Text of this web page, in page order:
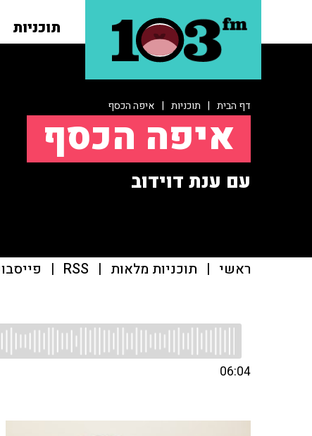
תוכניות
דף הבית | תוכניות | איפה הכסף
איפה הכסף
עם ענת דוידוב
ראשי | תוכניות מלאות |
RSS
|
06:04